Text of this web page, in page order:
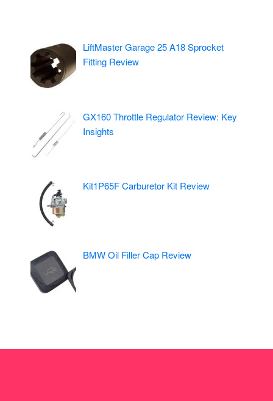
LiftMaster Garage 25 A18 Sprocket
Fitting Review
GX160 Throttle Regulator Review: Key
Insights
Kit1P65F Carburetor Kit Review
BMW Oil Filler Cap Review